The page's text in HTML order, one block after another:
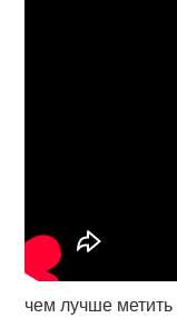
чем лучше